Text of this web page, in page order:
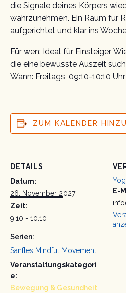
die Signale deines Körpers
wahrzunehmen. Ein Raum für
aufgerichtet und klar ins
Für wen: Ideal für Einsteiger,
die eine bewusste Auszeit
Wann: Freitags, 09:10-10:10 Uhr
ZUM KALENDER
DETAILS
Datum:
26. November 2027
Zeit:
9:10 - 10:10
Serien:
Sanftes Mindful Movement
Veranstaltungskategori
e:
Bewegung & Gesundheit
E-